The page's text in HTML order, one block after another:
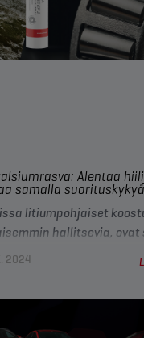
moottoreiden
Alentaa
samalla suorituskykyä
litiumpohjaiset
hallitsevia,
jossa kestävä
ja
(ANH CA) ovat
Ne tarjoavat
2024